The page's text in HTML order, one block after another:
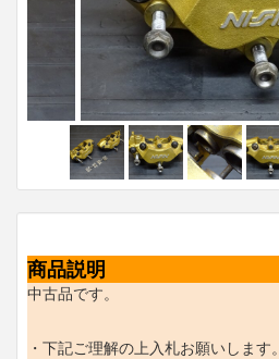
商品説明
中古品です。
・下記ご理解の上入札お願いします。